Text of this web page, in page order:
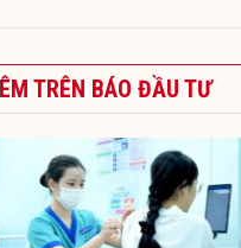
TRÊN BÁO ĐẦU TƯ